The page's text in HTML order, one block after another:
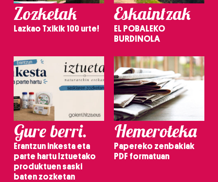
Zozketak
Lazkao Txikik 100 urte!
Eskaintzak
EL POBALEKO
BURDINOLA
Gure berri.
Erantzun inkesta eta
parte hartu Iztuetako
produktuen saski
baten zozketan
Hemeroteka
Papereko zenbakiak
PDF formatuan